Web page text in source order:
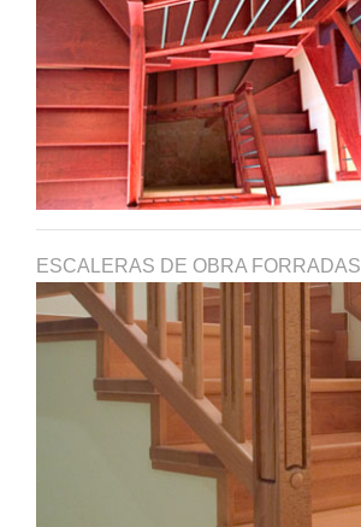
ESCALERAS DE OBRA FORRADAS